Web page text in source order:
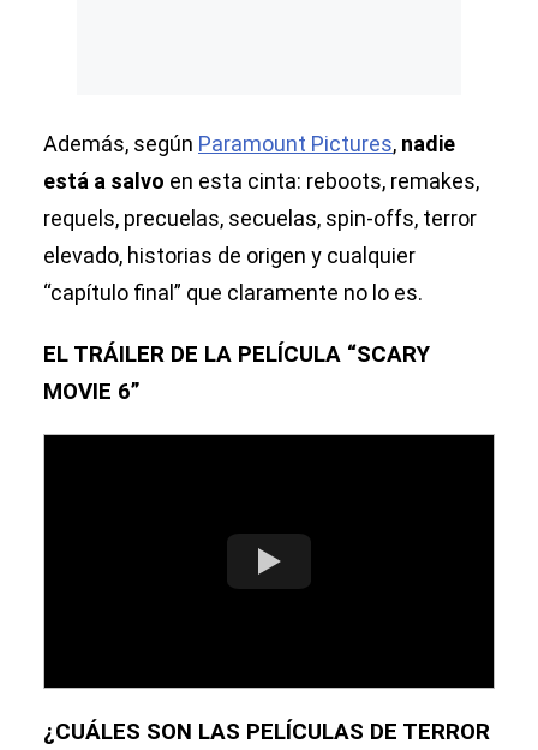
Además, según Paramount Pictures, nadie
está a salvo en esta cinta: reboots, remakes,
requels, precuelas, secuelas, spin-offs, terror
elevado, historias de origen y cualquier
“capítulo final” que claramente no lo es.
EL TRÁILER DE LA PELÍCULA “SCARY
MOVIE 6”
¿CUÁLES SON LAS PELÍCULAS DE TERROR